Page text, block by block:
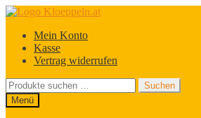
Zur
springen
Zum
springenMein Konto
Kasse
Vertrag widerrufen
Suchen
nach:
Suchen
Menü